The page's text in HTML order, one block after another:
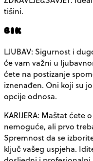
tišini.
BIK
LJUBAV: Sigurnost i
će vam važni u
ćete na postizanje
iznenađen. Oni koji su
opcije odnosa.
KARIJERA: Maštat ćete
nemoguće, ali prvo
Spremnost da se
ključ vašeg uspjeha.